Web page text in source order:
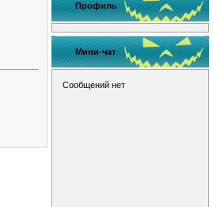
Профиль
Мини-чат